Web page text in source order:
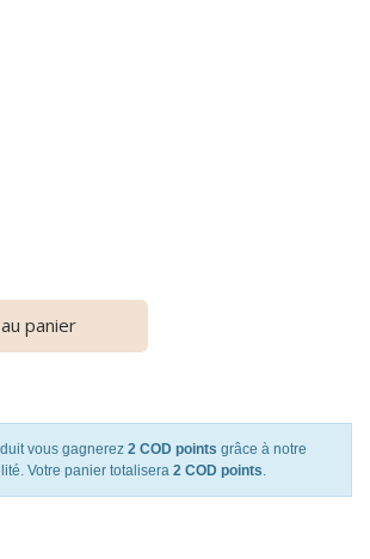
panier
vous gagnerez 2 COD points grâce à notre
Votre panier totalisera 2 COD points.